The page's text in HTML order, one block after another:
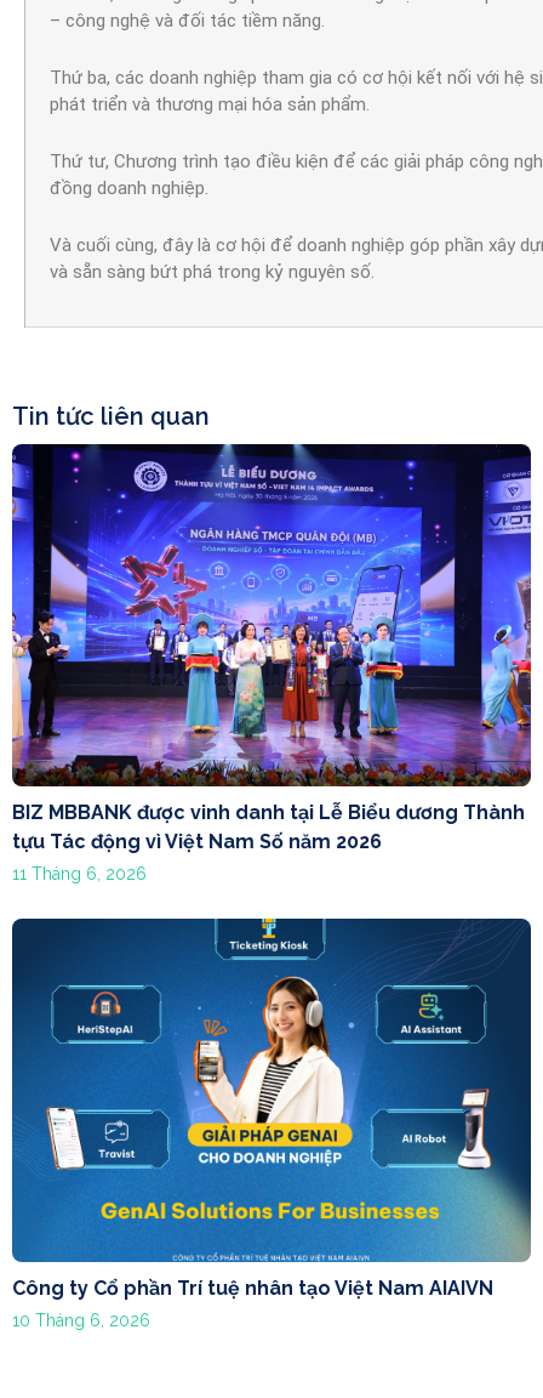
– công nghệ và đối tác tiềm năng.
Thứ ba, các doanh nghiệp tham gia có cơ hội kết nối với hệ
phát triển và thương mại hóa sản phẩm.
Thứ tư, Chương trình tạo điều kiện để các giải pháp công
đồng doanh nghiệp.
Và cuối cùng, đây là cơ hội để doanh nghiệp góp phần xây
và sẵn sàng bứt phá trong kỷ nguyên số.
Tin tức liên quan
BIZ MBBANK được vinh danh tại Lễ Biểu dương Thành
tựu Tác động vì Việt Nam Số năm 2026
11 Tháng 6, 2026
Công ty Cổ phần Trí tuệ nhân tạo Việt Nam AIAIVN
10 Tháng 6, 2026